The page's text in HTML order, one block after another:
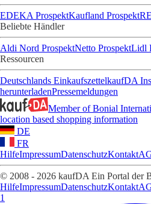
EDEKA ProspektKaufland Prospekt
Beliebte Händler
Aldi Nord ProspektNetto ProspektLidl
Ressourcen
Deutschlands EinkaufszettelkaufDA
herunterladenPressemeldungen
Member of Bonial
location based shopping information
DE
FR
HilfeImpressumDatenschutzKontakt
© 2008 - 2026 kaufDA Ein Portal der
HilfeImpressumDatenschutzKontakt
1